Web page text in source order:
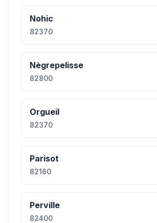
Nohic
82370
Nègrepelisse
82800
Orgueil
82370
Parisot
82160
Perville
82400